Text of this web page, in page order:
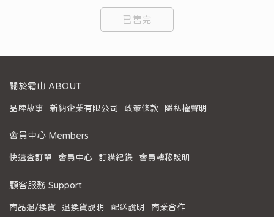
已售完
關於霜山 ABOUT
品牌故事 新納企業有限公司 政策條款 隱私權聲明
會員中心 Members
快速查訂單 會員中心 訂購紀錄 會員轉移說明
顧客服務 Support
商品退/換貨 退換貨說明 配送說明 商業合作